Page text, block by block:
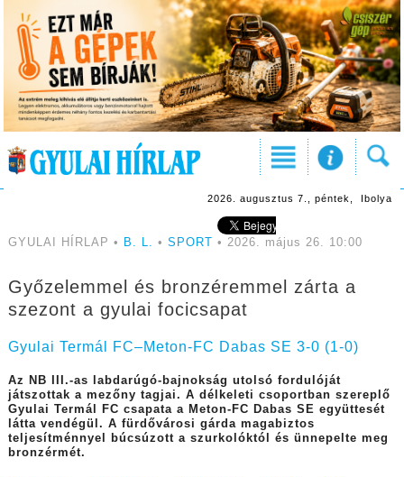
2026. augusztus 7., péntek, Ibolya
GYULAI HÍRLAP • B. L. • SPORT • 2026. május 26. 10:00
Győzelemmel és bronzéremmel zárta a
szezont a gyulai focicsapat
Gyulai Termál FC–Meton-FC Dabas SE 3-0 (1-0)
Az NB III.-as labdarúgó-bajnokság utolsó fordulóját
játszottak a mezőny tagjai. A délkeleti csoportban szereplő
Gyulai Termál FC csapata a Meton-FC Dabas SE együttesét
látta vendégül. A fürdővárosi gárda magabiztos
teljesítménnyel búcsúzott a szurkolóktól és ünnepelte meg
bronzérmét.